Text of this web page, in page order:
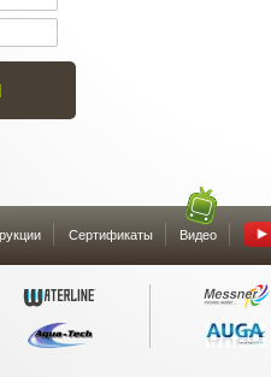
Сертификаты Видео